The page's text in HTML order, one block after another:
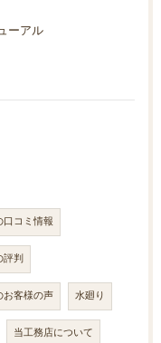
ーアル
口コミ情報
評判
お客様の声 水廻り
当工務店について